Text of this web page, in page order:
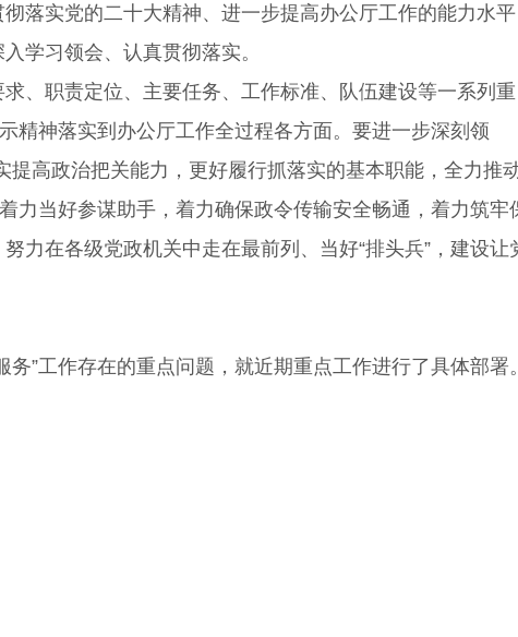
实党的二十大精神、进一步提高办公厅工作的能力水平
学习领会、认真贯彻落实。
职责定位、主要任务、工作标准、队伍建设等一系列重
精神落实到办公厅工作全过程各方面。要进一步深刻领
提高政治把关能力，更好履行抓落实的基本职能，全力推
力当好参谋助手，着力确保政令传输安全畅通，着力筑牢
力在各级党政机关中走在最前列、当好“排头兵”，建设让
”工作存在的重点问题，就近期重点工作进行了具体部署